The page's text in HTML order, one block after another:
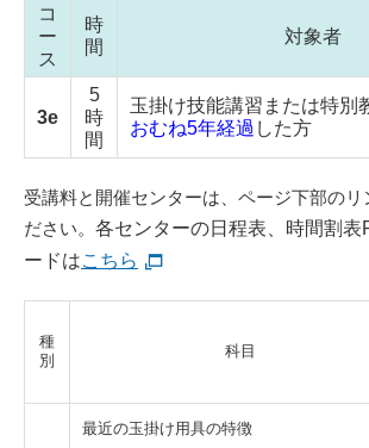
コ
ー
ス
時
間
対象者
3e
5
時
間
玉掛け技能講習または特別
おむね5年経過 した方
受講料と開催センターは、ページ下部のリ
ださい。 各センターの日程表、時間割表
ードはこちら
種
別
科目
最近の玉掛け用具の特徴